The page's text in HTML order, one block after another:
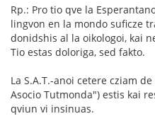
Rp.: Pro tio qve la
lingvon en la mondo suficze
donidshis al la oikologoi, kai
Tio estas doloriga, sed fakto.
La S.A.T.-anoi cetere cziam
Asocio Tutmonda") estis kai
qviun vi insinuas.